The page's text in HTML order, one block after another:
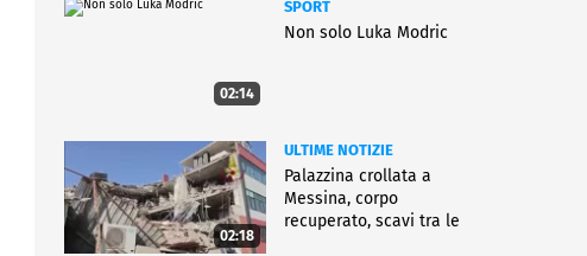
02:14
SPORT
Non solo Luka Modric
02:18
ULTIME NOTIZIE
Palazzina crollata a
Messina, corpo
recuperato, scavi tra le